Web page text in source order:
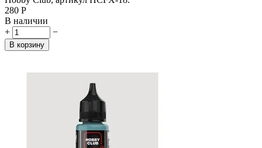
‍280‍ Р
В наличии
+
−
В корзину